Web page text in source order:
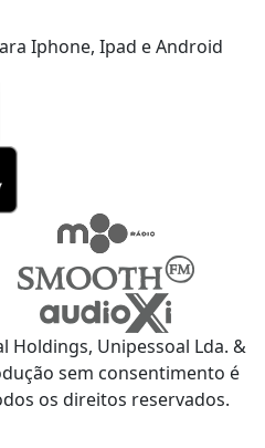
Iphone, Ipad e Android
Holdings, Unipessoal Lda. &
sem consentimento é
os direitos reservados.